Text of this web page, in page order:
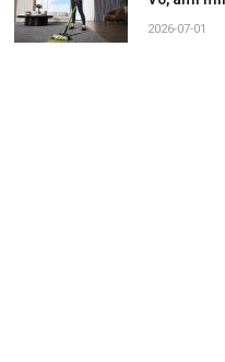
2026-07-01